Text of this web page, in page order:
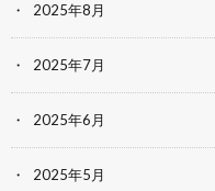
2025年8月
2025年7月
2025年6月
2025年5月